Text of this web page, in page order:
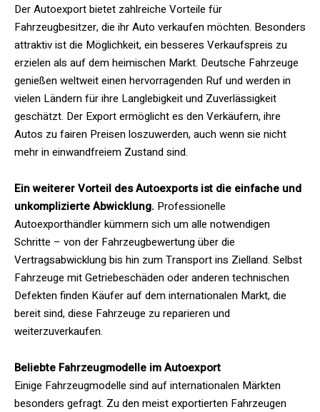
Der Autoexport bietet zahlreiche Vorteile für
Fahrzeugbesitzer, die ihr Auto verkaufen möchten. Besonders
attraktiv ist die Möglichkeit, ein besseres Verkaufspreis zu
erzielen als auf dem heimischen Markt. Deutsche Fahrzeuge
genießen weltweit einen hervorragenden Ruf und werden in
vielen Ländern für ihre Langlebigkeit und Zuverlässigkeit
geschätzt. Der Export ermöglicht es den Verkäufern, ihre
Autos zu fairen Preisen loszuwerden, auch wenn sie nicht
mehr in einwandfreiem Zustand sind.
Ein weiterer Vorteil des Autoexports ist die einfache und
unkomplizierte Abwicklung. Professionelle
Autoexporthändler kümmern sich um alle notwendigen
Schritte – von der Fahrzeugbewertung über die
Vertragsabwicklung bis hin zum Transport ins Zielland. Selbst
Fahrzeuge mit Getriebeschäden oder anderen technischen
Defekten finden Käufer auf dem internationalen Markt, die
bereit sind, diese Fahrzeuge zu reparieren und
weiterzuverkaufen.
Beliebte Fahrzeugmodelle im Autoexport
Einige Fahrzeugmodelle sind auf internationalen Märkten
besonders gefragt. Zu den meist exportierten Fahrzeugen